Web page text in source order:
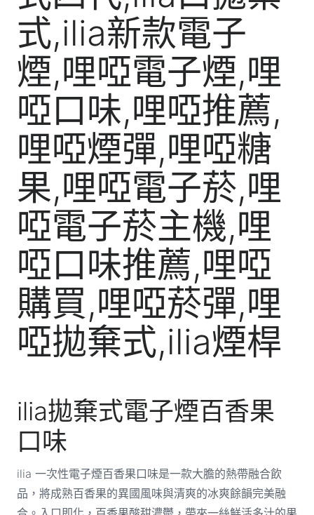
ilia拋棄式電子煙百香果
口味
ilia 一次性電子煙百香果口味是一款大膽的熱帶融合飲
品，將成熟百香果的異國風味與清爽的冰爽餘韻完美融